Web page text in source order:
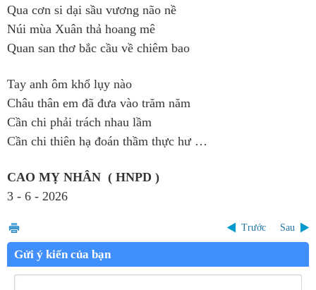
Qua cơn si dại sầu vương não nề
Núi mùa Xuân thả hoang mê
Quan san thơ bắc cầu về chiêm bao
Tay anh ôm khổ lụy nào
Châu thân em đã đưa vào trăm năm
Cần chi phải trách nhau lầm
Cần chi thiên hạ đoán thầm thực hư …
CAO MỴ NHÂN ( HNPD )
3 - 6 - 2026
Trước Sau
Gửi ý kiến của bạn